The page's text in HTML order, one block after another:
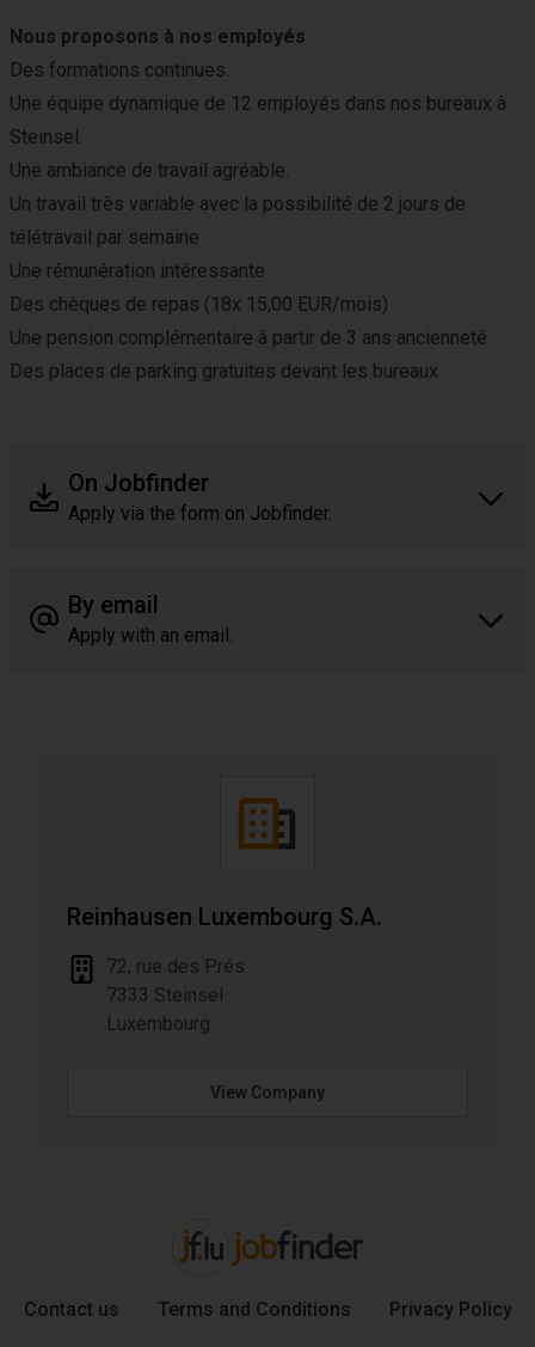
Nous proposons à nos employés
Des formations continues.
Une équipe dynamique de 12 employés dans nos bureaux à
Steinsel.
Une ambiance de travail agréable.
Un travail très variable avec la possibilité de 2 jours de
télétravail par semaine
Une rémunération intéressante
Des chèques de repas (18x 15,00 EUR/mois)
Une pension complémentaire à partir de 3 ans ancienneté
Des places de parking gratuites devant les bureaux
On Jobfinder
Apply via the form on Jobfinder.
By email
Apply with an email.
Reinhausen Luxembourg S.A.
Address72, rue des Prés
7333 Steinsel
Luxembourg
View Company
Contact us Terms and Conditions Privacy Policy